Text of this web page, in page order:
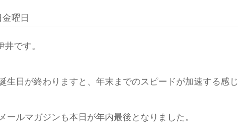
曜日
です。
生日が終わりますと、年末までのスピードが加速する感じ
ールマガジンも本日が年内最後となりました。